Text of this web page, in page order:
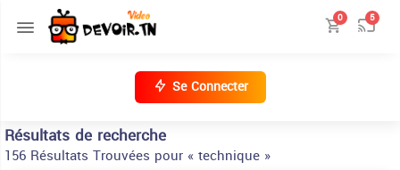
0 5
Se Connecter
Résultats de recherche
156 Résultats Trouvées pour « technique »